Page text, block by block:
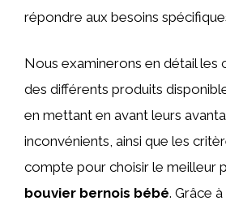
répondre aux besoins
Nous examinerons en détail les
des différents produits
en mettant en avant leurs
inconvénients, ainsi que les
compte pour choisir le meilleur
bouvier bernois bébé. Grâce